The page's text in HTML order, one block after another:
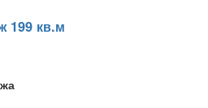
199 кв.м